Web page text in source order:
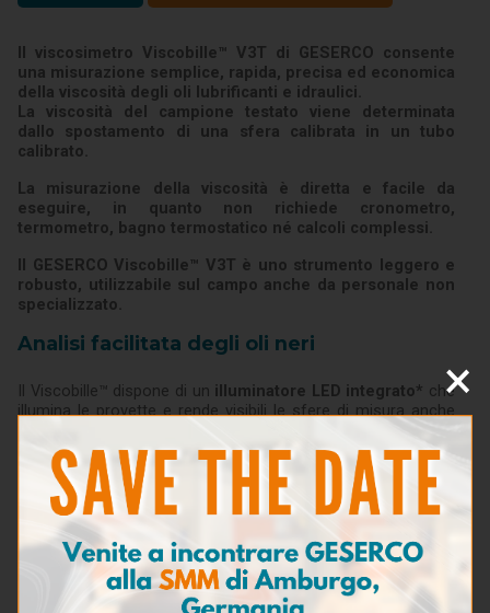
Il viscosimetro Viscobille™ V3T di GESERCO consente
una misurazione semplice, rapida, precisa ed economica
della viscosità degli oli lubrificanti e idraulici.
La viscosità del campione testato viene determinata
dallo spostamento di una sfera calibrata in un tubo
calibrato.
La misurazione della viscosità è diretta e facile da
eseguire, in quanto non richiede cronometro,
termometro, bagno termostatico né calcoli complessi.
Il GESERCO Viscobille™ V3T è uno strumento leggero e
robusto, utilizzabile sul campo anche da personale non
specializzato.
Analisi facilitata degli oli neri
Il Viscobille™ dispone di un illuminatore LED integrato* che
illumina le provette e rende visibili le sfere di misura anche
(*Opzione)
Caratteristiche
Dimensioni: 31 x 4 x 7 cm
Peso: 0,600 kg
×